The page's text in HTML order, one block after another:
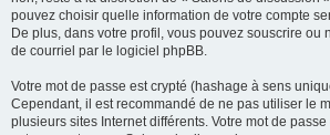
pouvez choisir quelle information de votre compte
De plus, dans votre profil, vous pouvez souscrire ou
de courriel par le logiciel phpBB.
Votre mot de passe est crypté (hashage à sens
Cependant, il est recommandé de ne pas utiliser le
plusieurs sites Internet différents. Votre mot de passe